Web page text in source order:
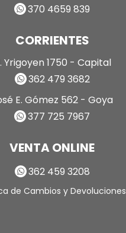
370 4659 839
CORRIENTES
Yrigoyen 1750 - Capital
362 479 3682
E. Gómez 562 - Goya
377 725 7967
VENTA ONLINE
362 459 3208
de Cambios y Devoluciones